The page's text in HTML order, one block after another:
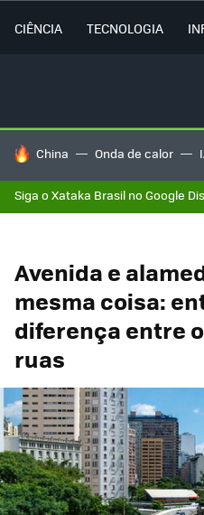
CIÊNCIA TECNOLOGIA
TENDÊNCIAS DO DIA
China Onda de calor
Siga o Xataka Brasil no Google
Avenida e
mesma coisa:
diferença entre
ruas